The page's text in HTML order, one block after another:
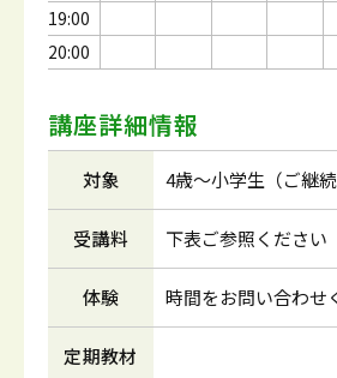
19:00
20:00
講座詳細情報
対象 4歳～小学生（ご継
受講料 下表ご参照ください
体験 時間をお問い合わせ
定期教材